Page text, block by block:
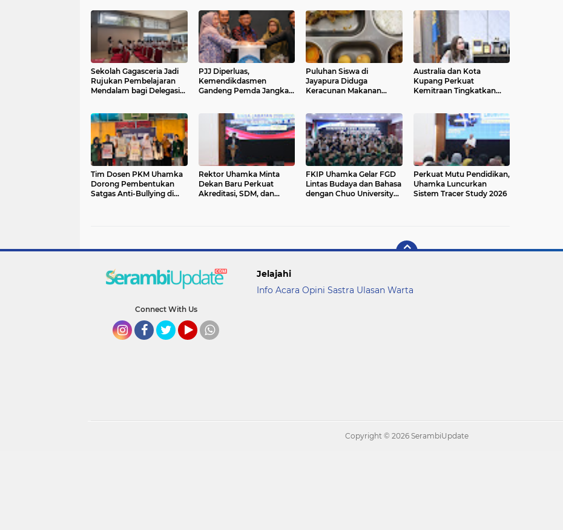
Sekolah Gagasceria Jadi
Rujukan Pembelajaran
Mendalam bagi Delegasi
PJJ Diperluas,
Kemendikdasmen
Gandeng Pemda Jangkau
Puluhan Siswa di
Jayapura Diduga
Keracunan Makanan
Australia dan Kota
Kupang Perkuat
Kemitraan Tingkatkan
Tim Dosen PKM Uhamka
Dorong Pembentukan
Satgas Anti-Bullying di
Rektor Uhamka Minta
Dekan Baru Perkuat
Akreditasi, SDM, dan
FKIP Uhamka Gelar FGD
Lintas Budaya dan Bahasa
dengan Chuo University
Perkuat Mutu Pendidikan,
Uhamka Luncurkan
Sistem Tracer Study 2026
Connect With Us
Jelajahi
Info Acara Opini Sastra Ulasan Warta
Copyright © 2026 SerambiUpdate